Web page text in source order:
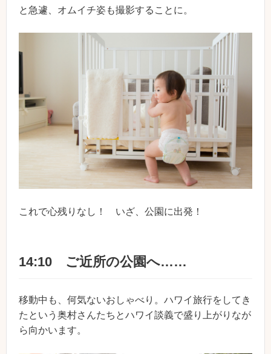
と急遽、オムイチ姿も撮影することに。
これで心残りなし！ いざ、公園に出発！
14:10 ご近所の公園へ……
移動中も、何気ないおしゃべり。ハワイ旅行をしてき
たという奥村さんたちとハワイ談義で盛り上がりなが
ら向かいます。